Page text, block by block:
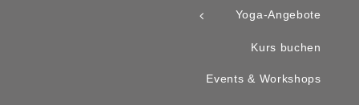
Yoga-Angebote
Kurs buchen
Events & Workshops